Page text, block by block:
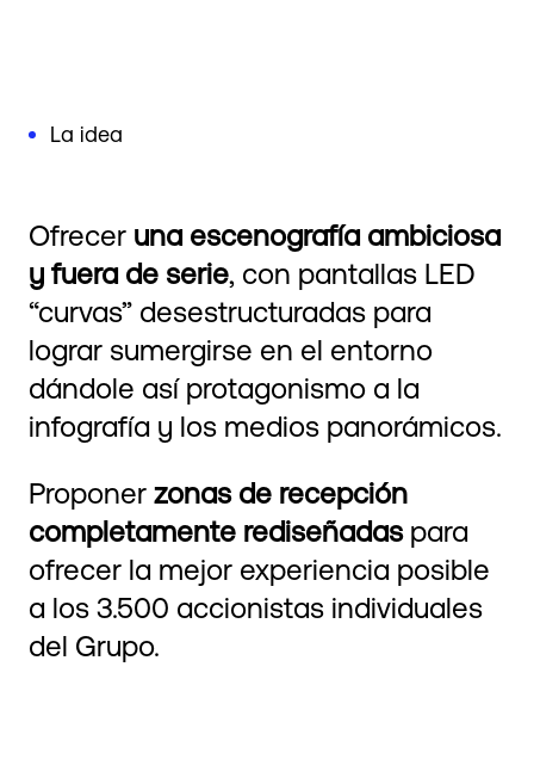
La idea
Ofrecer una escenografía ambiciosa
y fuera de serie, con pantallas LED
“curvas” desestructuradas para
lograr sumergirse en el entorno
dándole así protagonismo a la
infografía y los medios panorámicos.
Proponer zonas de recepción
completamente rediseñadaspara
ofrecer la mejor experiencia posible
a los 3.500 accionistas individuales
del Grupo.